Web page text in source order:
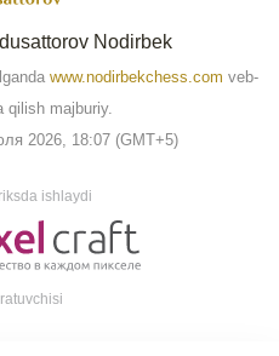
Nodirbek
www.nodirbekchess.com veb-
qilish majburiy.
2026, 18:07 (GMT+5)
ishlaydi